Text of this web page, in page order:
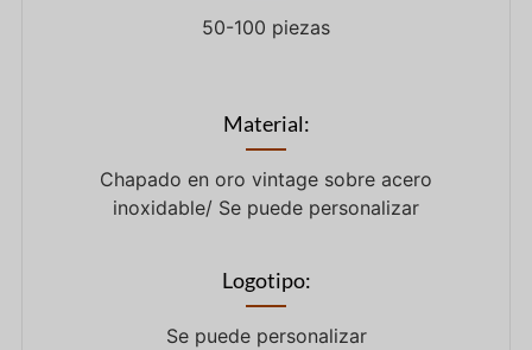
50-100 piezas
Material:
Chapado en oro vintage sobre acero
inoxidable/ Se puede personalizar
Logotipo:
Se puede personalizar